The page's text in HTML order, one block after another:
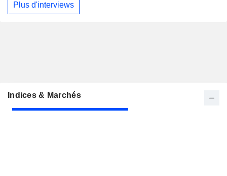
Plus d'interviews
Indices & Marchés